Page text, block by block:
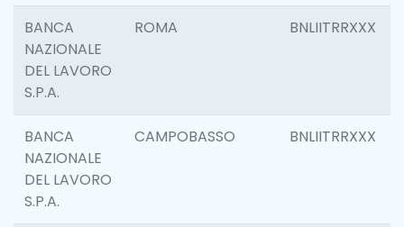
BANCA
NAZIONALE
DEL LAVORO
S.P.A.
ROMA BNLIITRRXXX
BANCA
NAZIONALE
DEL LAVORO
S.P.A.
CAMPOBASSO BNLIITRRXXX